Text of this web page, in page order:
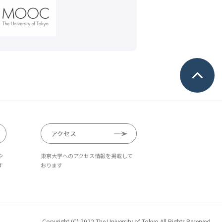
アクセス
東京大学へのアクセス情報を掲載して
おります